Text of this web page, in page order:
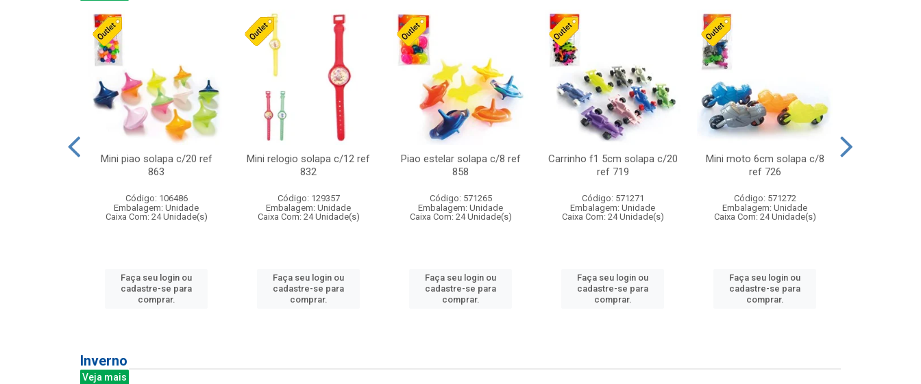
Mini piao solapa c/20 ref
863
Código: 106486
Embalagem: Unidade
Caixa Com: 24 Unidade(s)
Faça seu login ou
cadastre-se para
comprar.
Mini relogio solapa c/12 ref
832
Código: 129357
Embalagem: Unidade
Caixa Com: 24 Unidade(s)
Faça seu login ou
cadastre-se para
comprar.
Piao estelar solapa c/8 ref
858
Código: 571265
Embalagem: Unidade
Caixa Com: 24 Unidade(s)
Faça seu login ou
cadastre-se para
comprar.
Carrinho f1 5cm solapa c/20
ref 719
Código: 571271
Embalagem: Unidade
Caixa Com: 24 Unidade(s)
Faça seu login ou
cadastre-se para
comprar.
Mini moto 6cm solapa c/8
ref 726
Código: 571272
Embalagem: Unidade
Caixa Com: 24 Unidade(s)
Faça seu login ou
cadastre-se para
comprar.
Inverno
Veja mais